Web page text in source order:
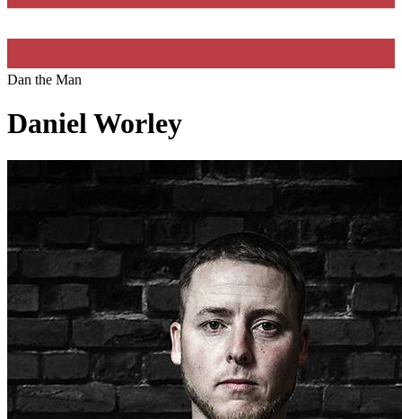
Dan the Man
Daniel Worley